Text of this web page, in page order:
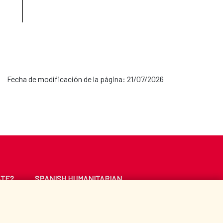
Fecha de modificación de la página: 21/07/2026
SPANISH HUMANITARIAN